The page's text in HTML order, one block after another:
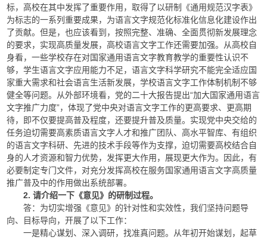
标，高校在其中发挥了重要作用，取得了以研制《通用规范汉字表》
为标志的一系列重要成果，为语言文字规范化标准化信息化建设作出
了贡献。但是，也应该看到，按照完整、准确、全面贯彻新发展理念
的要求，实现高质量发展，高校语言文字工作还需要加强。从高校自
身看，一些学校存在对国家通用语言文字教育教学的重要性认识不
够，学生语言文字应用能力不足，语言文字科学研究不能完全适应国
家重大需求和社会语言生活新发展，学校语言文字工作体制机制不够
健全等问题。从外部环境看，党的二十大报告提出“加大国家通用语言
文字推广力度”，体现了党中央对语言文字工作的更高要求、更高期
待，即不仅要提高普及程度，还要提升普及质量。实现党中央交给的
任务迫切需要高素质语言文字人才和推广团队、高水平智库、有组织
的语言文字科研、先进的技术手段等作为支撑，迫切需要高校结合自
身的人才资源和智力优势，发挥更大作用，展现更大作为。因此，有
必要制定专门文件，对充分发挥高校在服务国家通用语言文字高质量
推广普及中的作用做出系统部署。
2. 请介绍一下《意见》的研制过程。
答：为切实增强《意见》的针对性和实效性，我们坚持问题导
向、目标导向，开展了以下工作：
一是精心谋划、深入调研，找准真问题。从年初开始谋划，起草